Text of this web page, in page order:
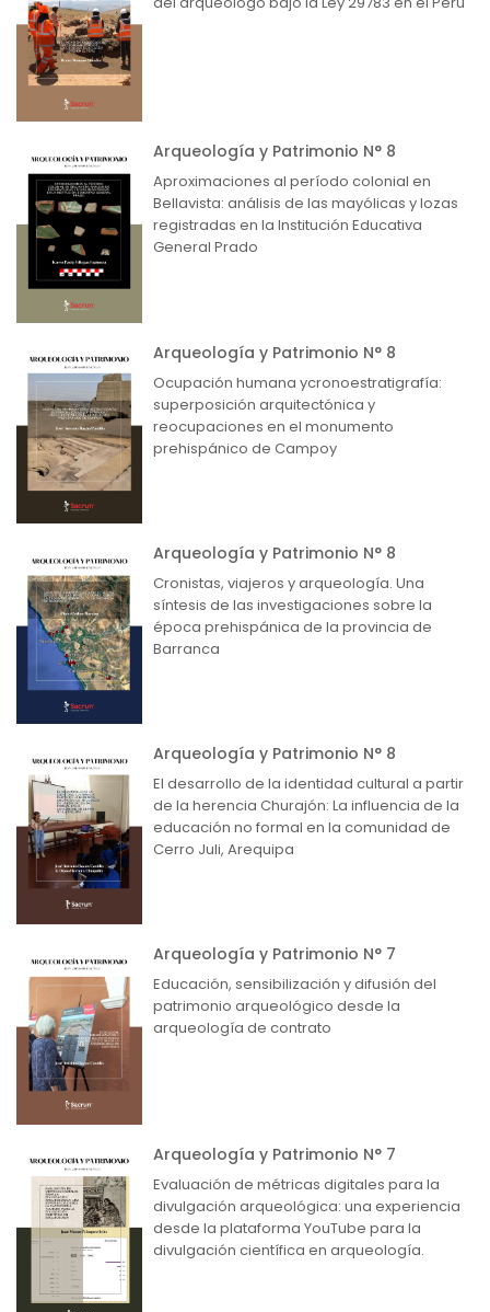
Arqueología y Patrimonio N° 8
Aproximaciones al período colonial en
Bellavista: análisis de las mayólicas y lozas
registradas en la Institución Educativa
General Prado
Arqueología y Patrimonio N° 8
Ocupación humana ycronoestratigrafía:
superposición arquitectónica y
reocupaciones en el monumento
prehispánico de Campoy
Arqueología y Patrimonio N° 8
Cronistas, viajeros y arqueología. Una
síntesis de las investigaciones sobre la
época prehispánica de la provincia de
Barranca
Arqueología y Patrimonio N° 8
El desarrollo de la identidad cultural a partir
de la herencia Churajón: La influencia de la
educación no formal en la comunidad de
Cerro Juli, Arequipa
Arqueología y Patrimonio N° 7
Educación, sensibilización y difusión del
patrimonio arqueológico desde la
arqueología de contrato
Arqueología y Patrimonio N° 7
Evaluación de métricas digitales para la
divulgación arqueológica: una experiencia
desde la plataforma YouTube para la
divulgación científica en arqueología.